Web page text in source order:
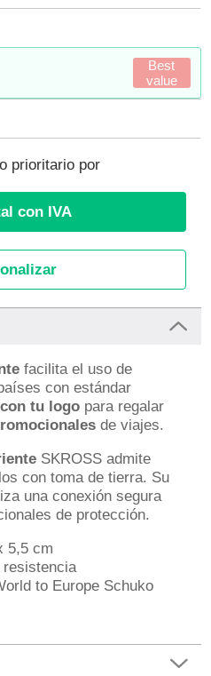
Best
value
prioritario por
con IVA
facilita el uso de
con estándar
tu logo para regalar
de viajes.
SKROSS admite
con toma de tierra. Su
una conexión segura
de protección.
5,5 cm
resistencia
to Europe Schuko